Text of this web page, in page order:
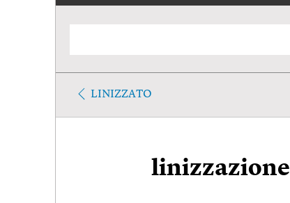
LINIZZATO
linizzazione